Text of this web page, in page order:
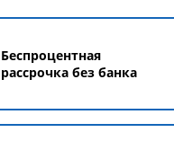
Беспроцентная
рассрочка без банка